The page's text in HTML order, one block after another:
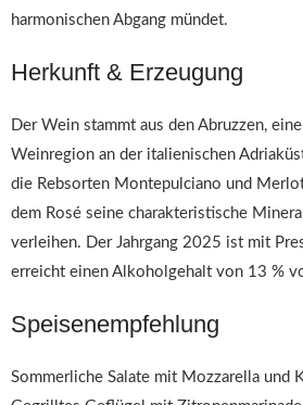
harmonischen Abgang mündet.
Herkunft & Erzeugung
Der Wein stammt aus den Abruzzen,
Weinregion an der italienischen
die Rebsorten Montepulciano und
dem Rosé seine charakteristische
verleihen. Der Jahrgang 2025 ist mit
erreicht einen Alkoholgehalt von 13 %
Speisenempfehlung
Sommerliche Salate mit Mozzarella und